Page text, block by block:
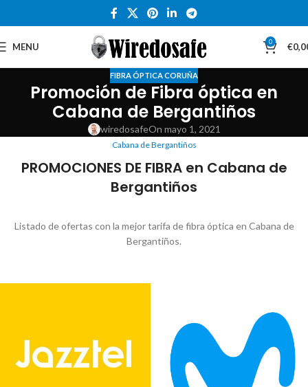
MENU 0 €
FIBRA ÓPTICA CORUÑA
Promoción de Fibra óptica en
Cabana de Bergantiños
wiredosafeOn mayo 1, 2021
Cabana de Bergantiños
PROMOCIONES DE FIBRA en Cabana de
Bergantiños
Listado de ofertas con la mejor tarifa de fibra óptica en Cabana de
Bergantiños.